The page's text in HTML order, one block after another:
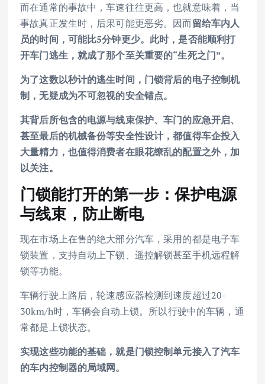
而在通常的事故中，车速往往更高，也就意味着，当
事故真正发生时，后果可能更恶劣。因而留给车内人
员的时间，可能比5分钟更少。此时，是否能顺利打
开车门逃生，就成了那个至关重要的“生死之门”。
为了这数以秒计的逃生时间，门锁背后的电子控制机
制，无疑成为不可忽视的安全锚点。
其背后所包含的电源与线束保护、车门的应急开启、
甚至最后的机械备份等安全性设计，都值得车企投入
大量精力，也值得消费者在眼花缭乱的配置之外，加
以关注。
门锁能打开的第一步：保护电源
与线束，防止断电
现在市场上在售的绝大部分汽车，采用的都是电子车
锁装置，支持自动上下锁、遥控解锁甚至手机远程解
锁等功能。
车辆行驶上路后，轮速感应器检测到速度超过20-
30km/h时，车辆会自动上锁。所以行驶中的车辆，通
常都是上锁状态。
实现这些功能的基础，就是门锁控制单元接入了汽车
的车内控制器的局域网。